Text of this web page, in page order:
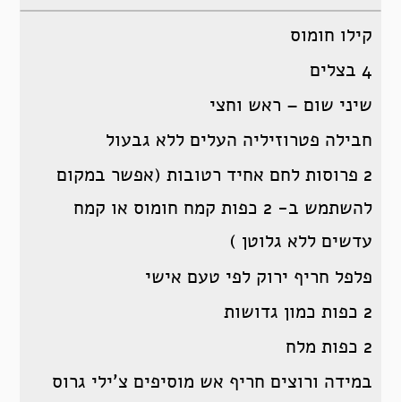
קילו חומוס
4 בצלים
שיני שום – ראש וחצי
חבילה פטרוזיליה העלים ללא גבעול
2 פרוסות לחם אחיד רטובות (אפשר במקום
להשתמש ב- 2 כפות קמח חומוס או קמח
עדשים ללא גלוטן )
פלפל חריף ירוק לפי טעם אישי
2 כפות כמון גדושות
2 כפות מלח
במידה ורוצים חריף אש מוסיפים צ’ילי גרוס